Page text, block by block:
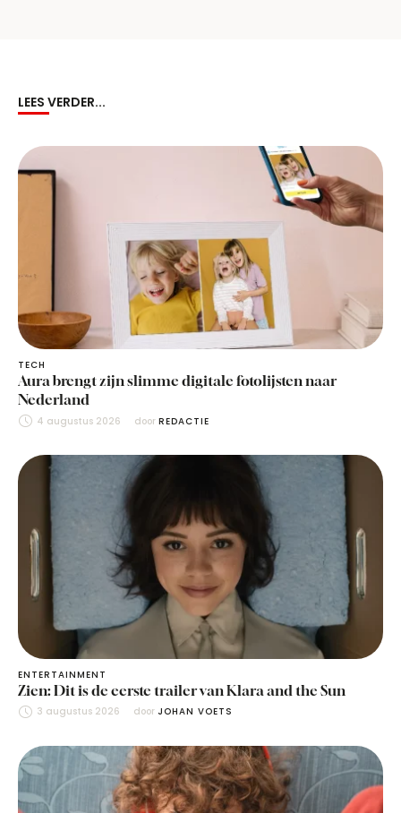
LEES VERDER...
TECH
Aura brengt zijn slimme digitale fotolijsten naar
Nederland
4 augustus 2026 door REDACTIE
ENTERTAINMENT
Zien: Dit is de eerste trailer van Klara and the Sun
3 augustus 2026 door JOHAN VOETS